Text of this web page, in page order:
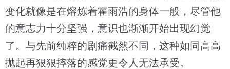
变化就像是在熔炼着霍雨浩的身体一般，尽管他
的意志力十分坚强，意识也渐渐开始出现幻觉
了。与先前纯粹的剧痛截然不同，这种如同高高
抛起再狠狠摔落的感觉更令人无法承受。